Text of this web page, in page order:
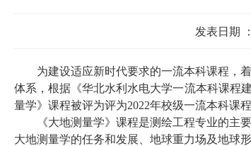
发表日期
为建设适应新时代要求的一流本科课程，
体系，根据《华北水利水电大学一流本科课程
量学》课程被评为评为2022年校级一流本科课程
《大地测量学》课程是测绘工程专业的主
大地测量学的任务和发展、地球重力场及地球